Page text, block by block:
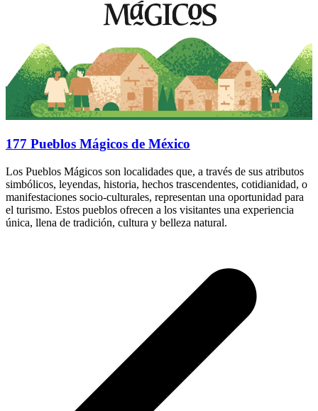
177 Pueblos Mágicos de México
Los Pueblos Mágicos son localidades que, a través de sus atributos
simbólicos, leyendas, historia, hechos trascendentes, cotidianidad, o
manifestaciones socio-culturales, representan una oportunidad para
el turismo. Estos pueblos ofrecen a los visitantes una experiencia
única, llena de tradición, cultura y belleza natural.